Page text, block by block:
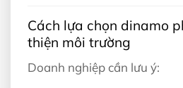
Cách lựa chọn dinamo
thiện môi trường
Doanh nghiệp cần lưu ý: